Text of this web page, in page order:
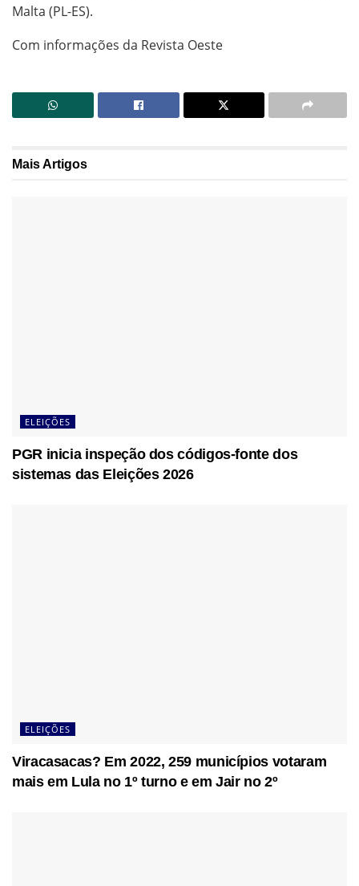
Malta (PL-ES).
Com informações da Revista Oeste
MaisArtigos
ELEIÇÕES
PGR inicia inspeção dos códigos-fonte dos
sistemas das Eleições 2026
ELEIÇÕES
Viracasacas? Em 2022, 259 municípios votaram
mais em Lula no 1º turno e em Jair no 2º